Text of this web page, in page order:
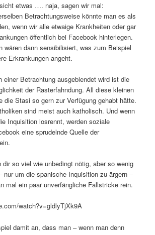
etwas …. naja, sagen wir mal:
Betrachtungsweise könnte man es als
wenn wir alle etwaige Krankheiten oder gar
öffentlich bei Facebook hinterlegen.
wären dann sensibilisiert, was zum Beispiel
Erkrankungen angeht.
einer Betrachtung ausgeblendet wird ist die
der Rasterfahndung. All diese kleinen
Stasi so gern zur Verfügung gehabt hätte.
sind meist auch katholisch. Und wenn
Inquisition losrennt, werden soziale
eine sprudelnde Quelle der
dir so viel wie unbedingt nötig, aber so wenig
nur um die spanische Inquisition zu ärgern –
mal ein paar unverfängliche Fallstricke rein.
watch?v=gldlyTjXk9A
damit an, dass man – wenn man denn